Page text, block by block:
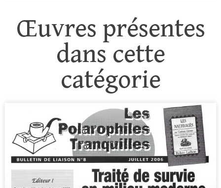
Œuvres présentes
dans cette
catégorie